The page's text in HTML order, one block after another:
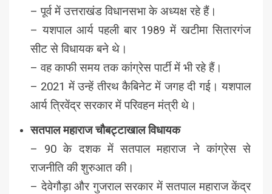
– पूर्व में उत्तराखंड विधानसभा के अध्यक्ष रहे हैं।
– यशपाल आर्य पहली बार 1989 में खटीमा सितारगंज
सीट से विधायक बने थे।
– वह काफी समय तक कांग्रेस पार्टी में भी रहे हैं।
– 2021 में उन्हें तीरथ कैबिनेट में जगह दी गई। यशपाल
आर्य त्रिवेंद्र सरकार में परिवहन मंत्री थे।
सतपाल महाराज चौबट्टाखाल विधायक
– 90 के दशक में सतपाल महाराज ने कांग्रेस से
राजनीति की शुरुआत की।
– देवेगौड़ा और गुजराल सरकार में सतपाल महाराज केंद्र